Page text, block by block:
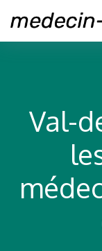
Val-